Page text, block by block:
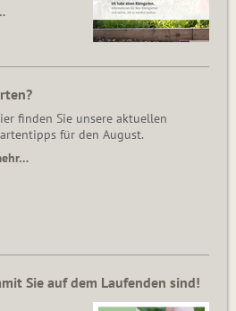
finden Sie unsere aktuellen
für den August.
Sie auf dem Laufenden sind!